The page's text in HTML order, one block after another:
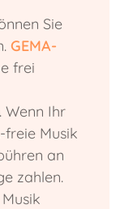
Sie
GEMA-
frei
Wenn Ihr
freie Musik
an
zahlen.